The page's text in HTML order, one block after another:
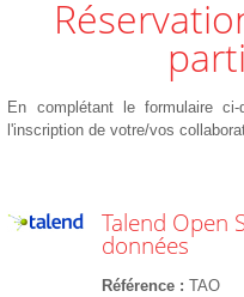
Réservation : inscrire des
En complétant le formulaire
l'inscription de votre/vos
Talend Open
données
Référence TAO